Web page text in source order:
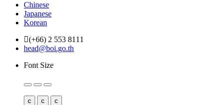
Chinese
Japanese
Korean
(+66) 2 553 8111
head@boi.go.th
Font Size
c c c